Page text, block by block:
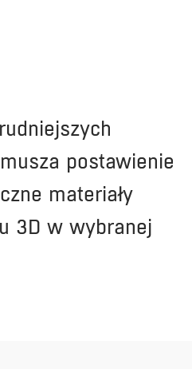
postawienie
materiały
3D w wybranej